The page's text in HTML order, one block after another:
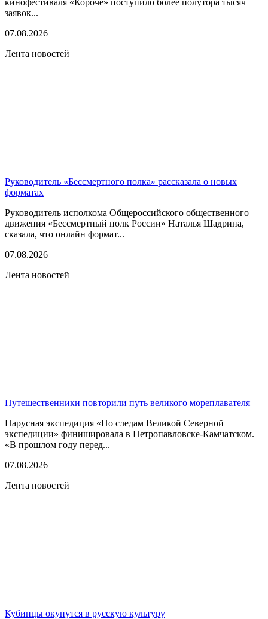
заявок...
07.08.2026
Лента новостей
Руководитель «Бессмертного полка» рассказала о новых
форматах
Руководитель исполкома Общероссийского общественного
движения «Бессмертный полк России» Наталья Шадрина,
сказала, что онлайн формат...
07.08.2026
Лента новостей
Путешественники повторили путь великого мореплавателя
Парусная экспедиция «По следам Великой Северной
экспедиции» финишировала в Петропавловске-Камчатском.
«В прошлом году перед...
07.08.2026
Лента новостей
Кубинцы окунутся в русскую культуру